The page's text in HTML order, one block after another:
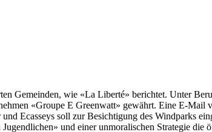
Gemeinden, wie «La Liberté» berichtet. Unter
«Groupe E Greenwatt» gewährt. Eine E-
Ecasseys soll zur Besichtigung des Windparks
und einer unmoralischen Strategie